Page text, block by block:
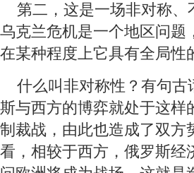
第二，这是一场非对称、
乌克兰危机是一个地区问题
在某种程度上它具有全局性
什么叫非对称性？有句古
斯与西方的博弈就处于这样
制裁战，由此也造成了双方
看，相较于西方，俄罗斯经